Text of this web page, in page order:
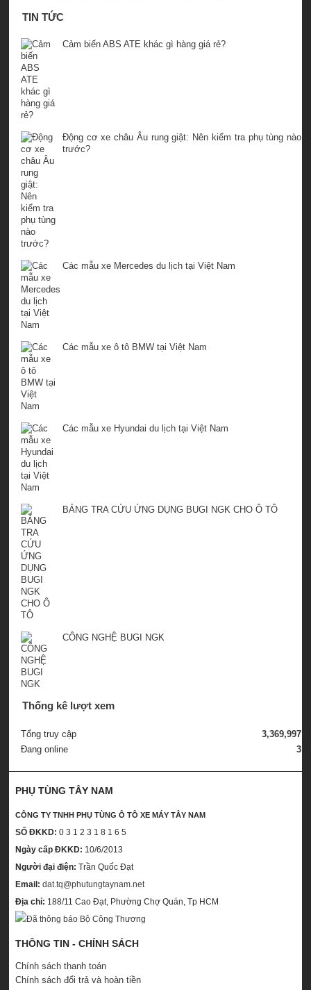
TIN TỨC
Cảm biến ABS ATE khác gì hàng giá rẻ?
Động cơ xe châu Âu rung giật: Nên kiểm tra phụ tùng nào
trước?
Các mẫu xe Mercedes du lịch tại Việt Nam
Các mẫu xe ô tô BMW tại Việt Nam
Các mẫu xe Hyundai du lịch tại Việt Nam
BẢNG TRA CỨU ỨNG DỤNG BUGI NGK CHO Ô TÔ
CÔNG NGHỆ BUGI NGK
Thống kê lượt xem
Tổng truy cập
3,369,997
Đang online
3
PHỤ TÙNG TÂY NAM
CÔNG TY TNHH PHỤ TÙNG Ô TÔ XE MÁY TÂY NAM
SỐ ĐKKD: 0 3 1 2 3 1 8 1 6 5
Ngày cấp ĐKKD: 10/6/2013
Người đại điện: Trần Quốc Đạt
Email: dat.tq@phutungtaynam.net
Địa chỉ: 188/11 Cao Đạt, Phường Chợ Quán, Tp HCM
THÔNG TIN - CHÍNH SÁCH
Chính sách thanh toán
Chính sách đổi trả và hoàn tiền